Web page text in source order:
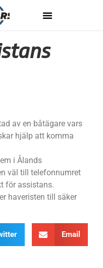
av en båtägare vars
hjälp att komma
i Ålands
väl till telefonnumret
för assistans.
haveristen till säker
Email